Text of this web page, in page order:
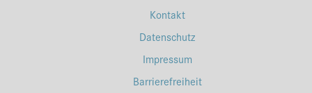
Kontakt
Datenschutz
Impressum
Barrierefreiheit